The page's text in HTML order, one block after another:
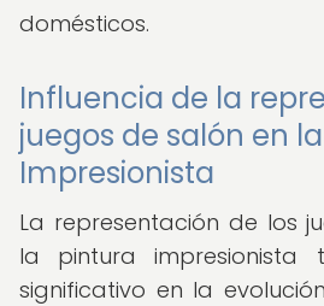
domésticos.
Influencia de la
juegos de salón en
Impresionista
La representación de los
la pintura impresionista
significativo en la